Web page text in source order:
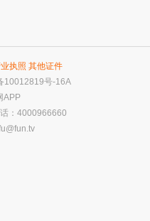
执照 其他证件
10012819号-16A
APP
：4000966660